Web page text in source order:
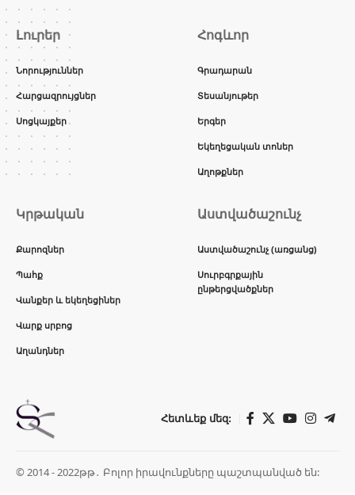
Լուրեր
Նորություններ
Հարցազրույցներ
Սոցկայքեր
Հոգևոր
Գրադարան
Տեսանյութեր
Երգեր
Եկեղեցական տոներ
Աղոթքներ
Կրթական
Քարոզներ
Պահք
Վանքեր և եկեղեցիներ
Վարք սրբոց
Աղանդներ
Աստվածաշունչ
Աստվածաշունչ (առցանց)
Սուրբգրքային
ընթերցվածքներ
Հետևեք մեզ:
© 2014 - 2022թթ․ Բոլոր իրավունքները պաշտպանված են: